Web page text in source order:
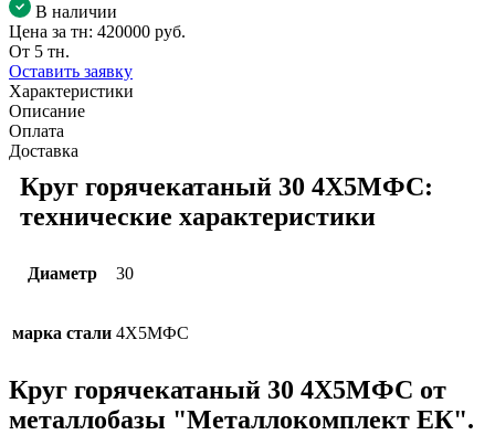
В наличии
Цена за тн: 420000 руб.
От 5 тн.
Оставить заявку
Характеристики
Описание
Оплата
Доставка
Круг горячекатаный 30 4Х5МФС:
технические характеристики
Диаметр 30
марка стали 4Х5МФС
Круг горячекатаный 30 4Х5МФС от
металлобазы "Металлокомплект ЕК".